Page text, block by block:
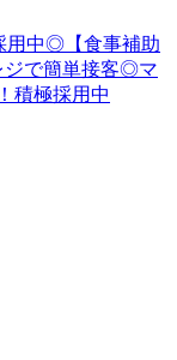
用中◎【食事補助
ジで簡単接客◎マ
積極採用中